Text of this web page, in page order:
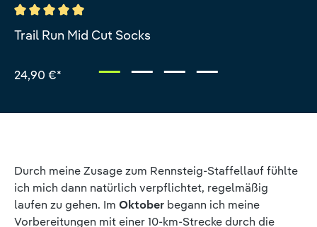
Durchschnittliche Bewertung von 5 von 5 Sternen
Trail Run Mid Cut Socks
24,90 €*
Durch meine Zusage zum Rennsteig-Staffellauf fühlte
ich mich dann natürlich verpflichtet, regelmäßig
laufen zu gehen. Im Oktober begann ich meine
Vorbereitungen mit einer 10-km-Strecke durch die